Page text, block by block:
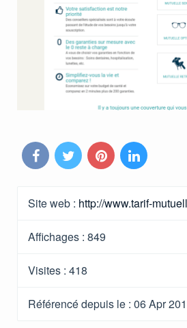
Site web : http://www.tarif-
Affichages : 849
Visites : 418
Référencé depuis le : 06 Apr